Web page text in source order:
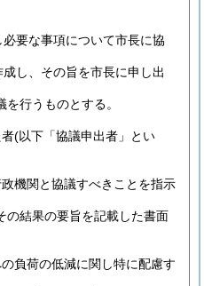
要な事項について市長に協
し、その旨を市長に申し出
行うものとする。
(以下「協議申出者」とい
機関と協議すべきことを指示
の結果の要旨を記載した書面
負荷の低減に関し特に配慮す